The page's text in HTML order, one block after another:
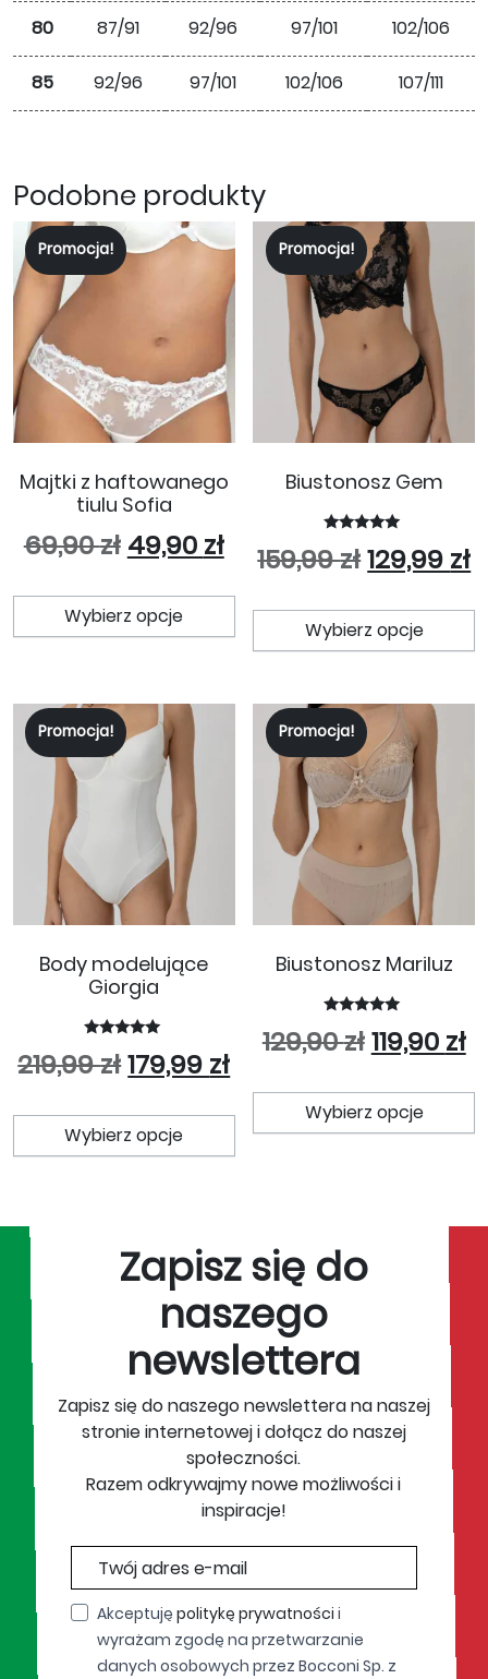
80 87/91 92/96 97/101 102/106
85 92/96 97/101 102/106 107/111
Podobne produkty
Promocja!
Majtki z haftowanego
tiulu Sofia
69,90zł Pierwotna cena wynosiła:
49,90 złAktualna cena
Wybierz opcje
Ten produkt ma wiele
Promocja!
Biustonosz Gem
5.00
na 5
159,99zł129,99 zł
Wybierz opcje
Promocja!
Body modelujące
Giorgia
5.00
na 5
219,99złPierwotna cena wynosiła:
179,99 złAktualna cena
Wybierz opcje
Ten produkt ma wiele
Promocja!
Biustonosz Mariluz
5.00
na 5
129,90zł119,90 zł
Wybierz opcje
Zapisz się do
naszego
newslettera
Zapisz się do naszego newslettera na naszej
stronie internetowej i dołącz do naszej
społeczności.
Razem odkrywajmy nowe możliwości i
inspiracje!
Akceptujępolitykę prywatności i
wyrażam zgodę na przetwarzanie
danych osobowych przez Bocconi Sp. z